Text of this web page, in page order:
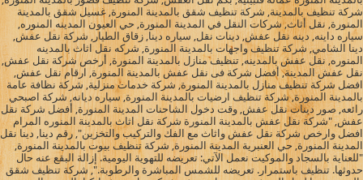
شركة تنظيف بالمدينة, شركة تنظيف شقق بالمدينة المنورة, غسيل شقق بالمدينة
المنورة, نقل أثاث, شركات النقل في المدينة المنورة, حي العيون المدينه المنوره,
سياره داينه, دينه نقل عفش, دينات نقل, سياره دينا, زقاق الطيار, شركة نقل عفش,
دينا الشامي, شركة تنظيف واجهات بالمدينة المنورة, شركه نقل اثاث بالمدينه
المنوره, نقل عفش بالمدينه, تنظيف منازل بالمدينة المنورة, أرخص شركة نقل عفش,
نقل عفش المدينة, أفضل شركة فى نقل عفش بالمدينة المنورة, ارقام نقل عفش,
افضل شركة تنظيف منازل بالمدينة المنورة, شركة خدمات منزلية, شركة نظافة عامة
بالمدينة المنورة, شركة تنظيف ارضيات بالمدينة المنورة, سياره ديانه, شركة اصبحي
رائعه, صور دينات نقل عفش, وقت دخول الشاحنات المدينة المنورة, أفضل شركة نقل
عفش, "شركة نقل عفش بالمدينة المنورة شركة نقل اثاث بالمدينة المنوره المرام
افضل وارخص شركة نقل عفش واثاث مع الفك والتركيب والتخزين", رقم دينا, دينا نقل
المدينة المنورة, حي العنبرية المدينة المنورة, شركة تنظيف بيوت بالمدينة المنورة,
"للعناية بالسجاد والموكيت نعمل الآتي: تعريضه للتهوية اليومية. إزالة البقع عنه حال
حدوثها. تنظيف باستمرار. تعريضه للشمس المباشرة والرطوبة.", شركة تنظيف شقق